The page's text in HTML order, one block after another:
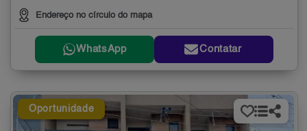
Endereço no círculo do mapa
WhatsApp Contatar
Oportunidade